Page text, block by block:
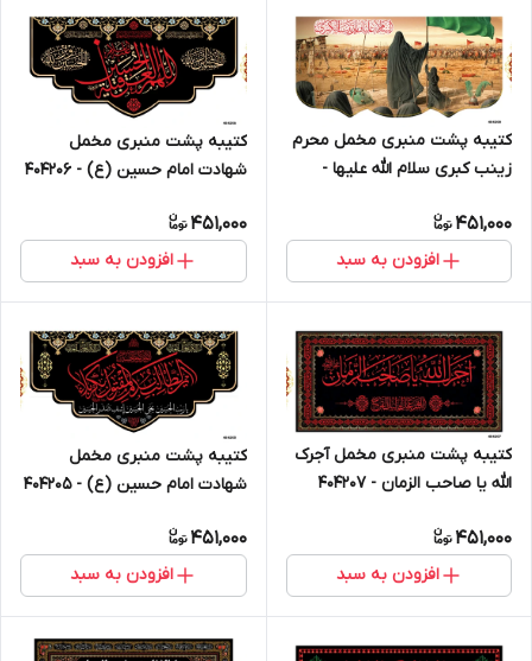
کتیبه پشت منبری مخمل محرم
زینب کبری سلام الله علیها -
451,000
افزودن به سبد
کتیبه پشت منبری مخمل
شهادت امام حسین (ع) - 404206
451,000
افزودن به سبد
کتیبه پشت منبری مخمل آجرک
الله یا صاحب الزمان - 404207
451,000
افزودن به سبد
کتیبه پشت منبری مخمل
شهادت امام حسین (ع) - 404205
451,000
افزودن به سبد